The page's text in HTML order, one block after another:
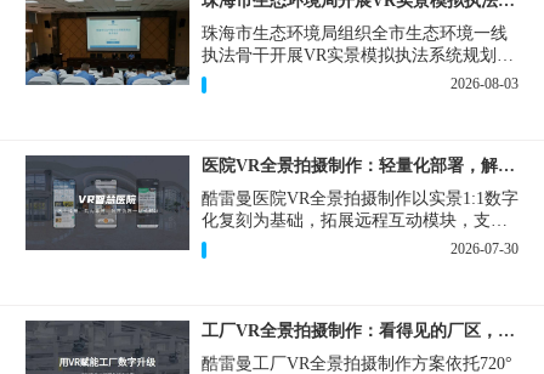
珠海市生态环境局组织全市生态环境一线
执法骨干开展VR实景模拟执法系统规划建
设和教学培训，持续推进科技赋能生态环
境执法，夯实队伍办案“基本功”。
2026-08-03
医院VR全景拍摄制作：轻量化部署，解决医患真实痛点
酷雷曼医院VR全景拍摄制作以实景1:1数字
化复刻为基础，拓展远程互动模块，支持
定制，轻量化搭建部署，可挂载在公众
号、官网等线上平台。
2026-07-30
工厂VR全景拍摄制作：看得见的厂区，省下来的成本
酷雷曼工厂VR全景拍摄制作方案依托720°